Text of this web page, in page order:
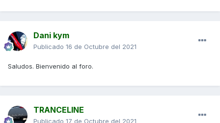
Dani kym
Publicado 16 de Octubre del 2021
Saludos. Bienvenido al foro.
TRANCELINE
Publicado 17 de Octubre del 2021